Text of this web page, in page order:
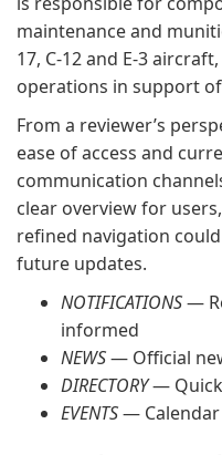
maintenance and
17, C-12 and E-3
operations in support
From a reviewer’s
ease of access and
communication
clear overview for
refined navigation
future updates.
NOTIFICATIONS—
informed
NEWS— Official
DIRECTORY— Quick
EVENTS—